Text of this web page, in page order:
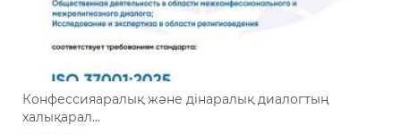
Конфессияаралық және дінаралық диалогтың
халықарал...